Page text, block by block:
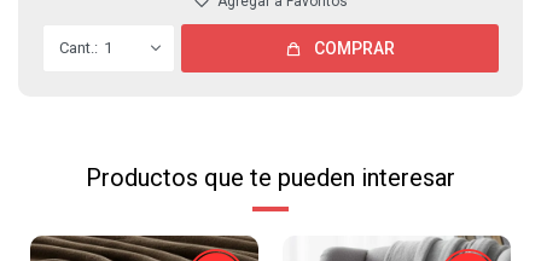
1 COMPRAR
Productos que te pueden interesar